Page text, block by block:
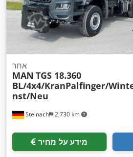
Steinach 2,730 km
אחר
MAN TGS 18.360
BL/4x4/KranPalfinger/
nst/Neu
מידע על מחיר